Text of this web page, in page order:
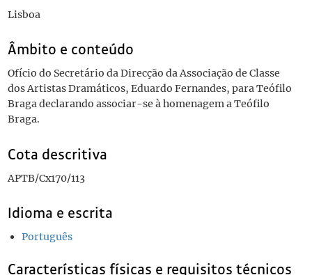
Lisboa
Âmbito e conteúdo
Ofício do Secretário da Direcção da Associação de Classe
dos Artistas Dramáticos, Eduardo Fernandes, para Teófilo
Braga declarando associar-se à homenagem a Teófilo
Braga.
Cota descritiva
APTB/Cx170/113
Idioma e escrita
Português
Características físicas e requisitos técnicos